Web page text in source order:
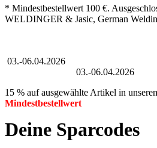
* Mindestbestellwert 100 €.
WELDINGER & Jasic, German
03.-06.04.2026
03.-06.04.2026
15 % auf ausgewählte Artikel in
Mindestbestellwert
Deine Sparcodes